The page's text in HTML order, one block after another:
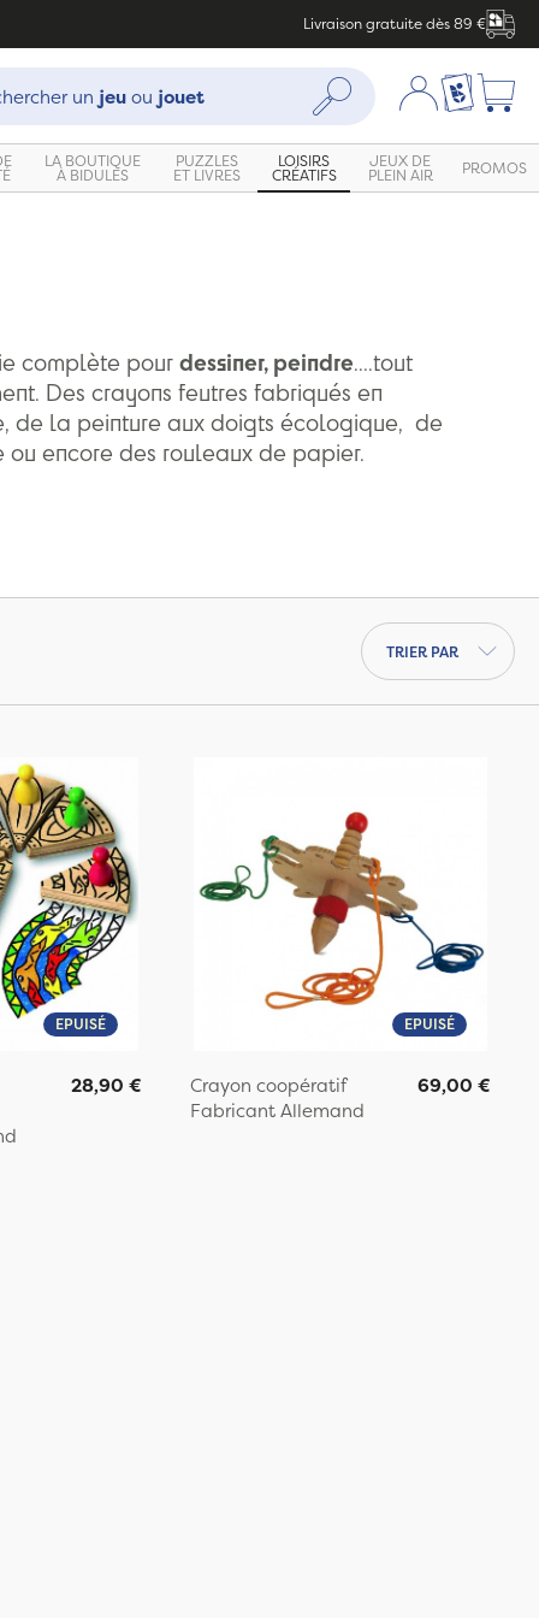
Livraison gratuite dès 89 €
:
un jeuou jouet Rechercher Mon compte
Ma liste
LA BOUTIQUE
À BIDULES
PUZZLES
ET LIVRES
LOISIRS
CRÉATIFS
JEUX DE
PLEIN AIR PROMOS
complète pourdessiner, peindre....tout
Des crayons feutres fabriqués en
de la peinture aux doigts écologique, de
encore des rouleaux de papier.
Trier par
EPUISÉ
28,90 €
EPUISÉ
Crayon coopératif
Fabricant Allemand
69,00 €